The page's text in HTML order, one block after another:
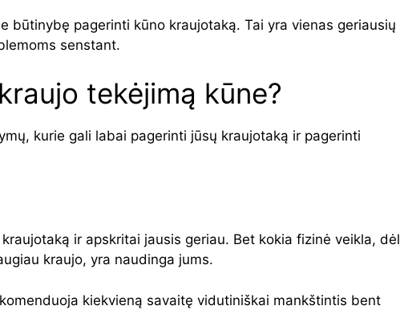
būtinybę pagerinti kūno kraujotaką. Tai yra vienas geriausių
senstant.
tekėjimą kūne?
kurie gali labai pagerinti jūsų kraujotaką ir pagerinti
ir apskritai jausis geriau. Bet kokia fizinė veikla, dėl
kraujo, yra naudinga jums.
kiekvieną savaitę vidutiniškai mankštintis bent